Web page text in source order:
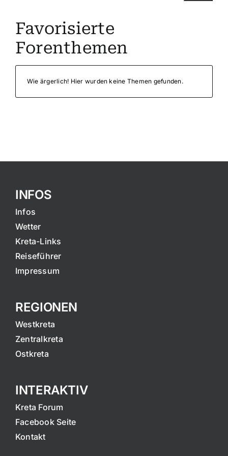
Favorisierte
Forenthemen
Wie ärgerlich! Hier wurden keine Themen gefunden.
INFOS
Infos
Wetter
Kreta-Links
Reiseführer
Impressum
REGIONEN
Westkreta
Zentralkreta
Ostkreta
INTERAKTIV
Kreta Forum
Facebook Seite
Kontakt